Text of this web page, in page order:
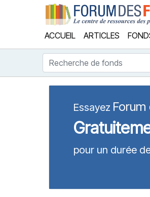
ACCUEIL ARTICLES
Recherche de fonds
Essayez
pour un durée